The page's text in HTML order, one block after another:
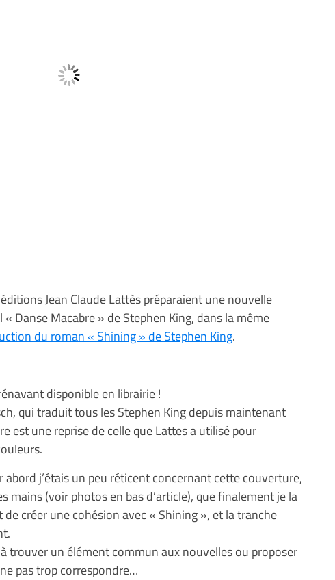
Jean Claude Lattès préparaient une nouvelle
Danse Macabre » de Stephen King, dans la même
du roman « Shining » de Stephen King.
disponible en librairie !
qui traduit tous les Stephen King depuis maintenant
est une reprise de celle que Lattes a utilisé pour
abord j’étais un peu réticent concernant cette couverture,
mains (voir photos en bas d’article), que finalement je la
créer une cohésion avec « Shining », et la tranche
trouver un élément commun aux nouvelles ou proposer
pas trop correspondre…